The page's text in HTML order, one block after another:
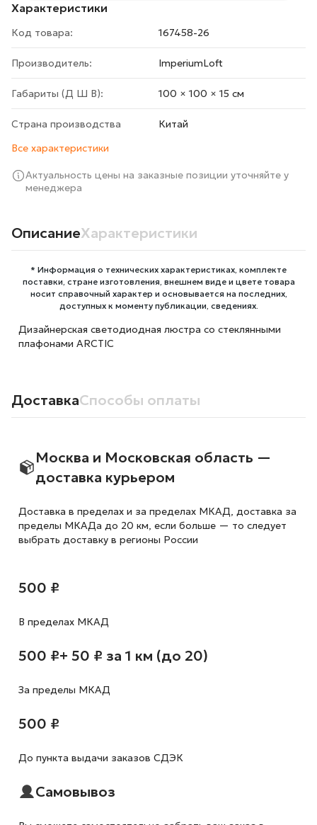
Характеристики
Код товара: 167458-26
Производитель: ImperiumLoft
Габариты (Д Ш В): 100 × 100 × 15 cм
Страна производства
Китай
Все характеристики
Актуальность цены на заказные позиции уточняйте у
менеджера
ОписаниеХарактеристики
* Информация о технических характеристиках, комплекте
поставки, стране изготовления, внешнем виде и цвете товара
носит справочный характер и основывается на последних,
доступных к моменту публикации, сведениях.
Дизайнерская светодиодная люстра со стеклянными
плафонами ARCTIC
ДоставкаСпособы оплаты
Москва и Московская область —
доставка курьером
Доставка в пределах и за пределах МКАД, доставка за
пределы МКАДа до 20 км, если больше — то следует
выбрать доставку в регионы России
500 ₽
В пределах МКАД
500 ₽+ 50 ₽ за 1 км (до 20)
За пределы МКАД
500 ₽
До пункта выдачи заказов СДЭК
Самовывоз